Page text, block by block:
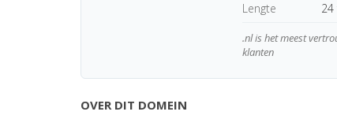
Lengte
24
.nl is het meest
klanten
OVER DIT DOMEIN